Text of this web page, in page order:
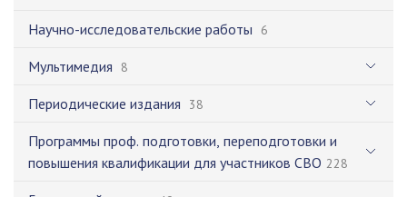
Научно-исследовательские работы 6
Мультимедия 8
Периодические издания 38
Программы проф. подготовки, переподготовки и
повышения квалификации для участников СВО 228